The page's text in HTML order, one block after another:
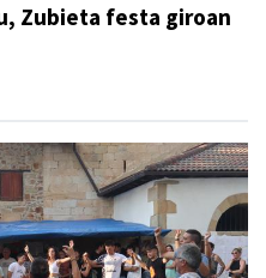
Zubieta festa giroan